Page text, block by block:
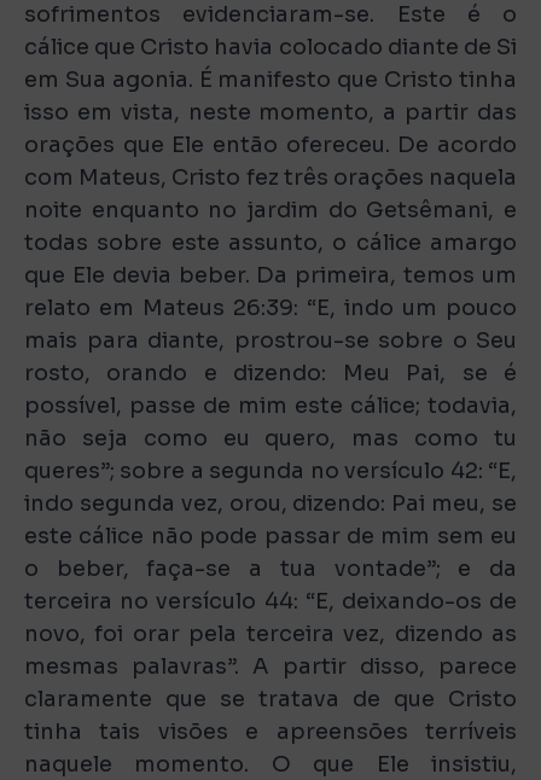
sofrimentos evidenciaram-se. Este é o
cálice que Cristo havia colocado diante de Si
em Sua agonia. É manifesto que Cristo tinha
isso em vista, neste momento, a partir das
orações que Ele então ofereceu. De acordo
com Mateus, Cristo fez três orações naquela
noite enquanto no jardim do Getsêmani, e
todas sobre este assunto, o cálice amargo
que Ele devia beber. Da primeira, temos um
relato em Mateus 26:39: “E, indo um pouco
mais para diante, prostrou-se sobre o Seu
rosto, orando e dizendo: Meu Pai, se é
possível, passe de mim este cálice; todavia,
não seja como eu quero, mas como tu
queres”; sobre a segunda no versículo 42: “E,
indo segunda vez, orou, dizendo: Pai meu, se
este cálice não pode passar de mim sem eu
o beber, faça-se a tua vontade”; e da
terceira no versículo 44: “E, deixando-os de
novo, foi orar pela terceira vez, dizendo as
mesmas palavras”. A partir disso, parece
claramente que se tratava de que Cristo
tinha tais visões e apreensões terríveis
naquele momento. O que Ele insistiu,